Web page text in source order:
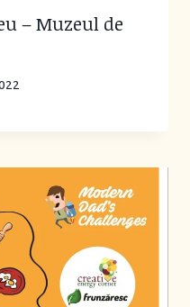
– Muzeul de